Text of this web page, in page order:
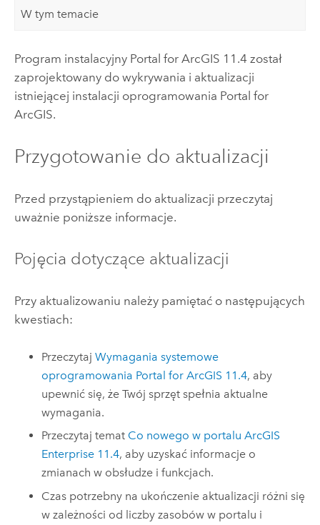
W tym temacie
Program instalacyjny Portal for ArcGIS 11.4został
zaprojektowany do wykrywania i aktualizacji
istniejącej instalacji oprogramowania Portal for
ArcGIS.
Przygotowanie do aktualizacji
Przed przystąpieniem do aktualizacji przeczytaj
uważnie poniższe informacje.
Pojęcia dotyczące aktualizacji
Przy aktualizowaniu należy pamiętać o następujących
kwestiach:
PrzeczytajWymagania systemowe
oprogramowania Portal for ArcGIS 11.4, aby
upewnić się, że Twój sprzęt spełnia aktualne
wymagania.
Przeczytaj temat Co nowego w portaluArcGIS
Enterprise 11.4, aby uzyskać informacje o
zmianach w obsłudze i funkcjach.
Czas potrzebny na ukończenie aktualizacji różni się
w zależności od liczby zasobów w portalu i